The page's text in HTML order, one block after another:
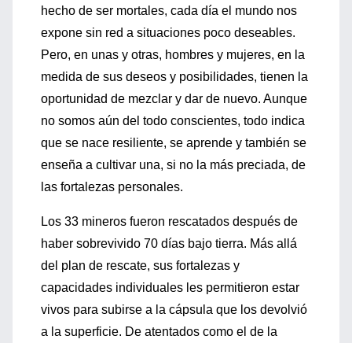
hecho de ser mortales, cada día el mundo nos
expone sin red a situaciones poco deseables.
Pero, en unas y otras, hombres y mujeres, en la
medida de sus deseos y posibilidades, tienen la
oportunidad de mezclar y dar de nuevo. Aunque
no somos aún del todo conscientes, todo indica
que se nace resiliente, se aprende y también se
enseña a cultivar una, si no la más preciada, de
las fortalezas personales.
Los 33 mineros fueron rescatados después de
haber sobrevivido 70 días bajo tierra. Más allá
del plan de rescate, sus fortalezas y
capacidades individuales les permitieron estar
vivos para subirse a la cápsula que los devolvió
a la superficie. De atentados como el de la